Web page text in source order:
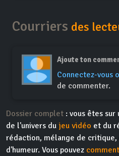
Courriers des
Ajoute ton
Connectez-vous
de commenter.
Dossier complet : vous êtes
de l'univers du jeu vidéo et du
rédaction, mélange de
d'humeur. Vous pouvez